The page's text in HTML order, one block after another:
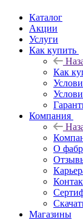
Каталог
Акции
Услуги
Как купить
Как
Компания
О
Магазины